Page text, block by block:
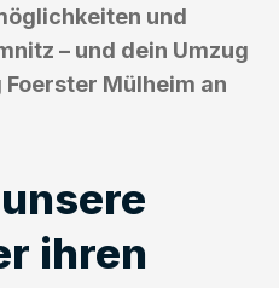
und
– und dein Umzug
Mülheim an
ihren